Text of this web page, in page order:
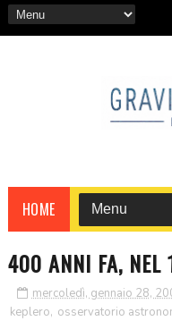
HOME
400 ANNI FA, NEL
mercoledì, gennaio 28,
keplero, osservatorio